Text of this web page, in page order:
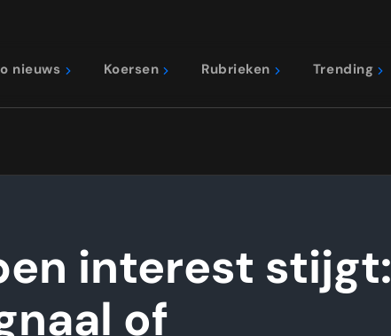
nieuws Koersen Rubrieken Trending
interest stijgt:
of